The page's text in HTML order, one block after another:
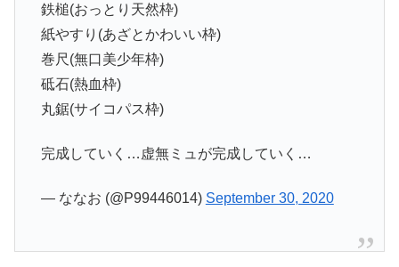
鉄槌(おっとり天然枠)
紙やすり(あざとかわいい枠)
巻尺(無口美少年枠)
砥石(熱血枠)
丸鋸(サイコパス枠)
完成していく…虚無ミュが完成していく…
— ななお (@P99446014) September 30, 2020